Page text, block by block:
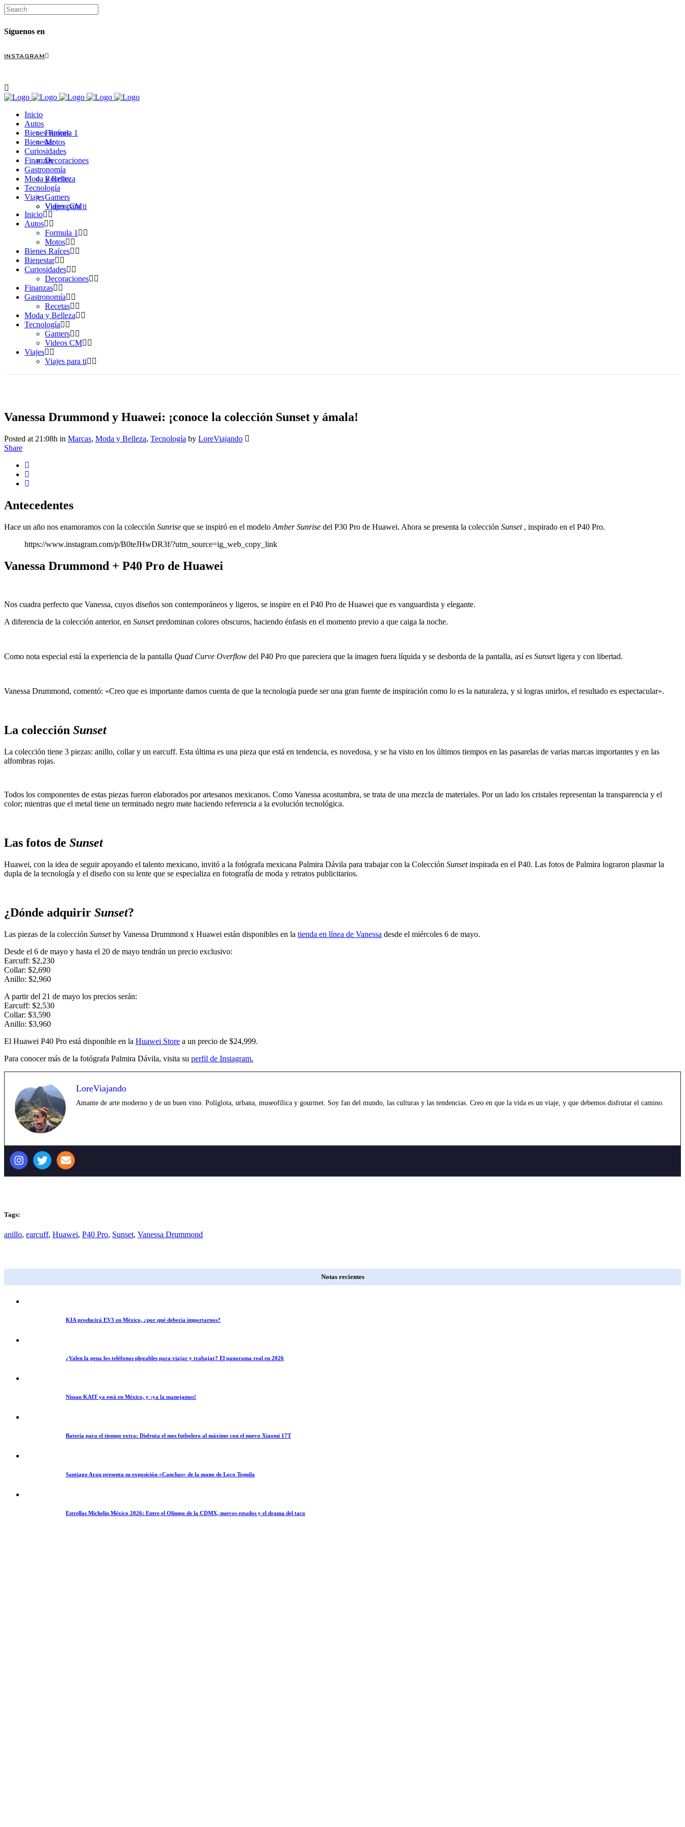
Síguenos en
INSTAGRAM
Inicio
Autos
Formula 1
Motos
Bienes Raíces
Bienestar
Curiosidades
Decoraciones
Finanzas
Gastronomía
Recetas
Moda y Belleza
Tecnología
Gamers
Videos CM
Viajes
Viajes para ti
Inicio
Autos
Formula 1
Motos
Bienes Raíces
Bienestar
Curiosidades
Decoraciones
Finanzas
Gastronomía
Recetas
Moda y Belleza
Tecnología
Gamers
Videos CM
Viajes
Viajes para ti
Vanessa Drummond y Huawei: ¡conoce la colección Sunset y ámala!
Posted at 21:08h in Marcas, Moda y Belleza, Tecnología by LoreViajando
Share
Antecedentes
Hace un año nos enamoramos con la colección Sunrise que se inspiró en el modelo Amber Sunrise del P30 Pro de Huawei. Ahora se presenta la colección Sunset, inspirado en el P40 Pro.
https://www.instagram.com/p/B0teJHwDR3f/?utm_source=ig_web_copy_link
Vanessa Drummond + P40 Pro de Huawei
Nos cuadra perfecto que Vanessa, cuyos diseños son contemporáneos y ligeros, se inspire en el P40 Pro de Huawei que es vanguardista y elegante.
A diferencia de la colección anterior, en Sunset predominan colores obscuros, haciendo énfasis en el momento previo a que caiga la noche.
Como nota especial está la experiencia de la pantalla Quad Curve Overflow del P40 Pro que pareciera que la imagen fuera líquida y se desborda de la pantalla, así es Sunset ligera y con libertad.
Vanessa Drummond, comentó: «Creo que es importante darnos cuenta de que la tecnología puede ser una gran fuente de inspiración como lo es la naturaleza, y si logras unirlos, el resultado es espectacular».
La colección Sunset
La colección tiene 3 piezas: anillo, collar y un earcuff. Esta última es una pieza que está en tendencia, es novedosa, y se ha visto en los últimos tiempos en las pasarelas de varias marcas importantes y en las
alfombras rojas.
Todos los componentes de estas piezas fueron elaborados por artesanos mexicanos. Como Vanessa acostumbra, se trata de una mezcla de materiales. Por un lado los cristales representan la transparencia y el
color; mientras que el metal tiene un terminado negro mate haciendo referencia a la evolución tecnológica.
Las fotos de Sunset
Huawei, con la idea de seguir apoyando el talento mexicano, invitó a la fotógrafa mexicana Palmira Dávila para trabajar con la Colección Sunsetinspirada en el P40. Las fotos de Palmira lograron plasmar la
dupla de la tecnología y el diseño con su lente que se especializa en fotografía de moda y retratos publicitarios.
¿Dónde adquirir Sunset?
Las piezas de la colección Sunsetby Vanessa Drummond x Huawei están disponibles en la tienda en línea de Vanessa desde el miércoles 6 de mayo.
Desde el 6 de mayo y hasta el 20 de mayo tendrán un precio exclusivo:
Earcuff: $2,230
Collar: $2,690
Anillo: $2,960
A partir del 21 de mayo los precios serán:
Earcuff: $2,530
Collar: $3,590
Anillo: $3,960
El Huawei P40 Pro está disponible en la Huawei Store a un precio de $24,999.
Para conocer más de la fotógrafa Palmira Dávila, visita su perfil de Instagram.
LoreViajando
Amante de arte moderno y de un buen vino. Políglota, urbana, museofílica y gourmet. Soy fan del mundo, las culturas y las tendencias. Creo en que la vida es un viaje, y que debemos disfrutar el camino.
Tags:
anillo, earcuff, Huawei, P40 Pro, Sunset, Vanessa Drummond
Notas recientes
KIA producirá EV3 en México, ¿por qué debería importarnos?
¿Valen la pena los teléfonos plegables para viajar y trabajar? El panorama real en 2026
Nissan KAIT ya está en México, y ¡ya la manejamos!
Batería para el tiempo extra: Disfruta el mes futbolero al máximo con el nuevo Xiaomi 17T
Santiago Arau presenta su exposición «Canchas» de la mano de Loco Tequila
Estrellas Michelin México 2026: Entre el Olimpo de la CDMX, nuevos estados y el drama del taco